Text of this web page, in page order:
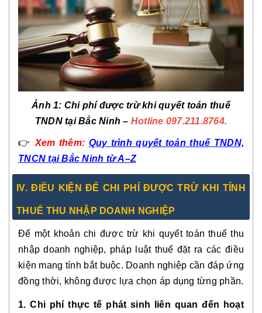
Ảnh 1: Chi phí được trừ khi quyết toán thuế
TNDN tại Bắc Ninh – Hotline 097.211.8764.
👉 Xem thêm: Quy trình quyết toán thuế TNDN,
TNCN tại Bắc Ninh từ A–Z
IV. ĐIỀU KIỆN ĐỂ CHI PHÍ ĐƯỢC TRỪ KHI TÍNH
THUẾ THU NHẬP DOANH NGHIỆP
Để một khoản chi được trừ khi quyết toán thuế thu
nhập doanh nghiệp, pháp luật thuế đặt ra các điều
kiện mang tính bắt buộc. Doanh nghiệp cần đáp ứng
đồng thời, không được lựa chọn áp dụng từng phần.
1. Chi phí thực tế phát sinh liên quan đến hoạt